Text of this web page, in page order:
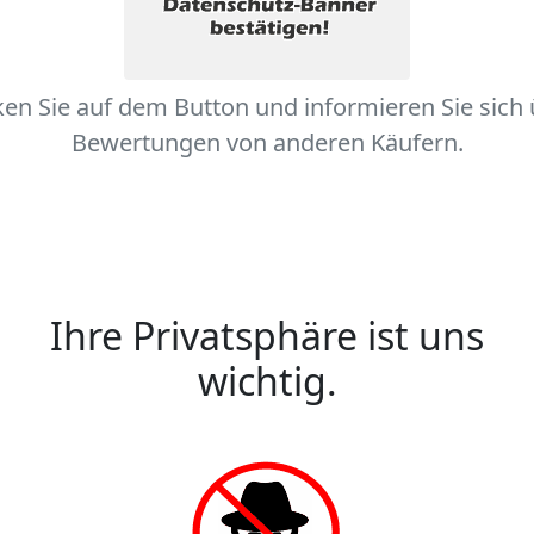
Sie auf dem Button und informieren Sie sich
Bewertungen von anderen Käufern.
Ihre Privatsphäre ist uns
wichtig.